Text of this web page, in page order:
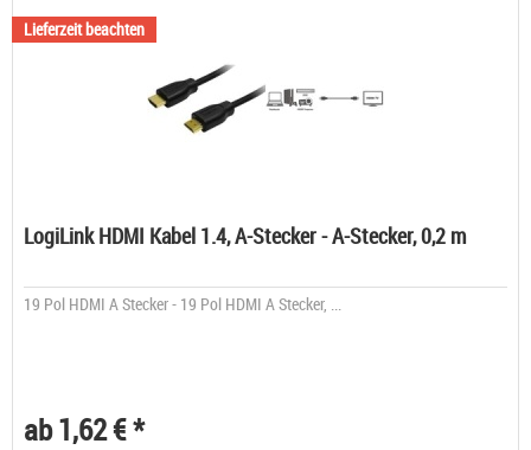
Lieferzeit beachten
LogiLink HDMI Kabel 1.4, A-Stecker - A-Stecker, 0,2 m
19 Pol HDMI A Stecker - 19 Pol HDMI A Stecker, ...
ab 1,62 € *